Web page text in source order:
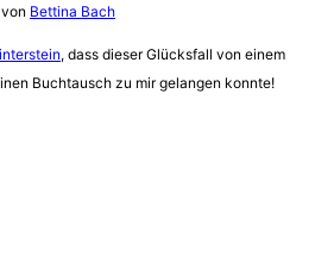
Bettina Bach
, dass dieser Glücksfall von einem
Buchtausch zu mir gelangen konnte!